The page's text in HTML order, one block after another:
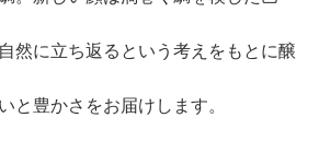
然に立ち返るという考えをもとに醸
と豊かさをお届けします。